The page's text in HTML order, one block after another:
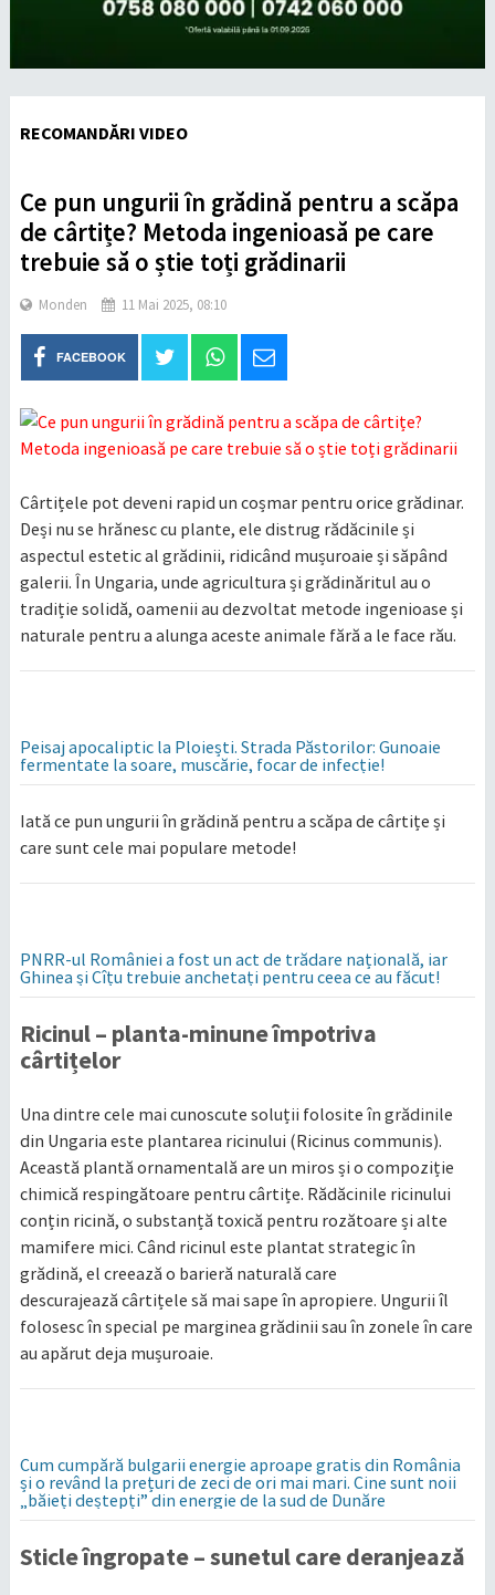
RECOMANDĂRI VIDEO
Ce pun ungurii în grădină pentru a scăpa
de cârtițe? Metoda ingenioasă pe care
trebuie să o știe toți grădinarii
Monden 11 Mai 2025, 08:10
FACEBOOK
Cârtițele pot deveni rapid un coșmar pentru orice grădinar.
Deși nu se hrănesc cu plante, ele distrug rădăcinile și
aspectul estetic al grădinii, ridicând mușuroaie și săpând
galerii. În Ungaria, unde agricultura și grădinăritul au o
tradiție solidă, oamenii au dezvoltat metode ingenioase și
naturale pentru a alunga aceste animale fără a le face rău.
Peisaj apocaliptic la Ploiești. Strada Păstorilor: Gunoaie
fermentate la soare, muscărie, focar de infecție!
Iată ce pun ungurii în grădină pentru a scăpa de cârtițe și
care sunt cele mai populare metode!
PNRR-ul României a fost un act de trădare națională, iar
Ghinea și Cîțu trebuie anchetați pentru ceea ce au făcut!
Ricinul – planta-minune împotriva
cârtițelor
Una dintre cele mai cunoscute soluții folosite în grădinile
din Ungaria este plantarea ricinului (Ricinus communis).
Această plantă ornamentală are un miros și o compoziție
chimică respingătoare pentru cârtițe. Rădăcinile ricinului
conțin ricină, o substanță toxică pentru rozătoare și alte
mamifere mici. Când ricinul este plantat strategic în
grădină, el creează o barieră naturală care
descurajează cârtițele să mai sape în apropiere. Ungurii îl
folosesc în special pe marginea grădinii sau în zonele în care
au apărut deja mușuroaie.
Cum cumpără bulgarii energie aproape gratis din România
și o revând la prețuri de zeci de ori mai mari. Cine sunt noii
„băieți deștepți” din energie de la sud de Dunăre
Sticle îngropate – sunetul care deranjează